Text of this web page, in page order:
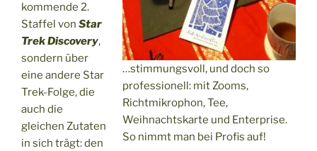
…stimmungsvoll, und doch so
professionell: mit Zooms,
Richtmikrophon, Tee,
Weihnachtskarte und Enterprise.
So nimmt man bei Profis auf!
kommende 2.
Staffel von Star
Trek Discovery,
sondern über
eine andere Star
Trek-Folge, die
auch die
gleichen Zutaten
in sich trägt: den